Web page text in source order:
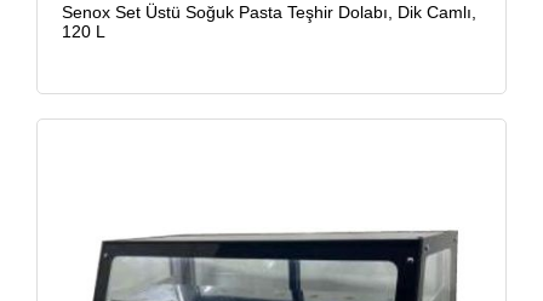
Senox Set Üstü Soğuk Pasta Teşhir Dolabı, Dik Camlı,
120 L